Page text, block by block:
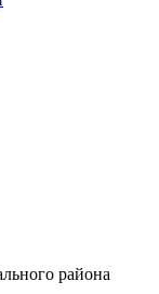
района